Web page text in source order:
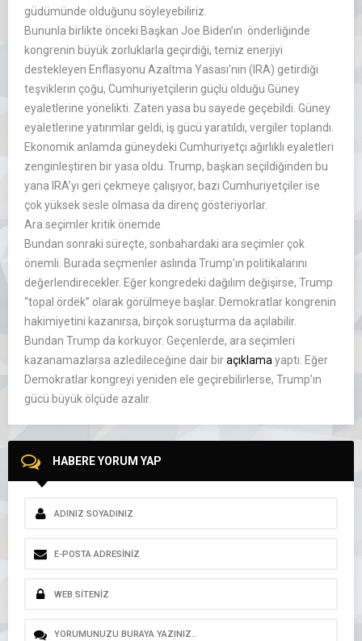
güdümünde olduğunu söyleyebiliriz.
Bununla birlikte önceki Başkan Joe Biden’ın önderliğinde
kongrenin büyük zorluklarla geçirdiği, temiz enerjiyi
destekleyen Enflasyonu Azaltma Yasası’nın (IRA) getirdiği
teşviklerin çoğu, Cumhuriyetçilerin güçlü olduğu Güney
eyaletlerine yönelikti. Zaten yasa bu sayede geçebildi. Güney
eyaletlerine yatırımlar geldi, iş gücü yaratıldı, vergiler toplandı.
Ekonomik anlamda güneydeki Cumhuriyetçi ağırlıklı eyaletleri
zenginleştiren bir yasa oldu. Trump, başkan seçildiğinden bu
yana IRA’yı geri çekmeye çalışıyor, bazı Cumhuriyetçiler ise
çok yüksek sesle olmasa da direnç gösteriyorlar.
Ara seçimler kritik önemde
Bundan sonraki süreçte, sonbahardaki ara seçimler çok
önemli. Burada seçmenler aslında Trump’ın politikalarını
değerlendirecekler. Eğer kongredeki dağılım değişirse, Trump
‘‘topal ördek’’ olarak görülmeye başlar. Demokratlar kongrenin
hakimiyetini kazanırsa, birçok soruşturma da açılabilir.
Bundan Trump da korkuyor. Geçenlerde, ara seçimleri
kazanamazlarsa azledileceğine dair biraçıklamayaptı. Eğer
Demokratlar kongreyi yeniden ele geçirebilirlerse, Trump’ın
gücü büyük ölçüde azalır.
HABERE YORUM YAP